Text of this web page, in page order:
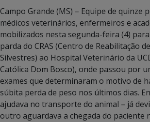
Campo Grande (MS) – Equipe de quinze
médicos veterinários, enfermeiros e
mobilizados nesta segunda-feira (4)
parda do CRAS (Centro de Reabilitação
Silvestres) ao Hospital Veterinário da
Católica Dom Bosco), onde passou por
exames que determinaram o motivo de
súbita perda de peso nos últimos dias.
ajudava no transporte do animal – já
outro aguardava a chegada do paciente